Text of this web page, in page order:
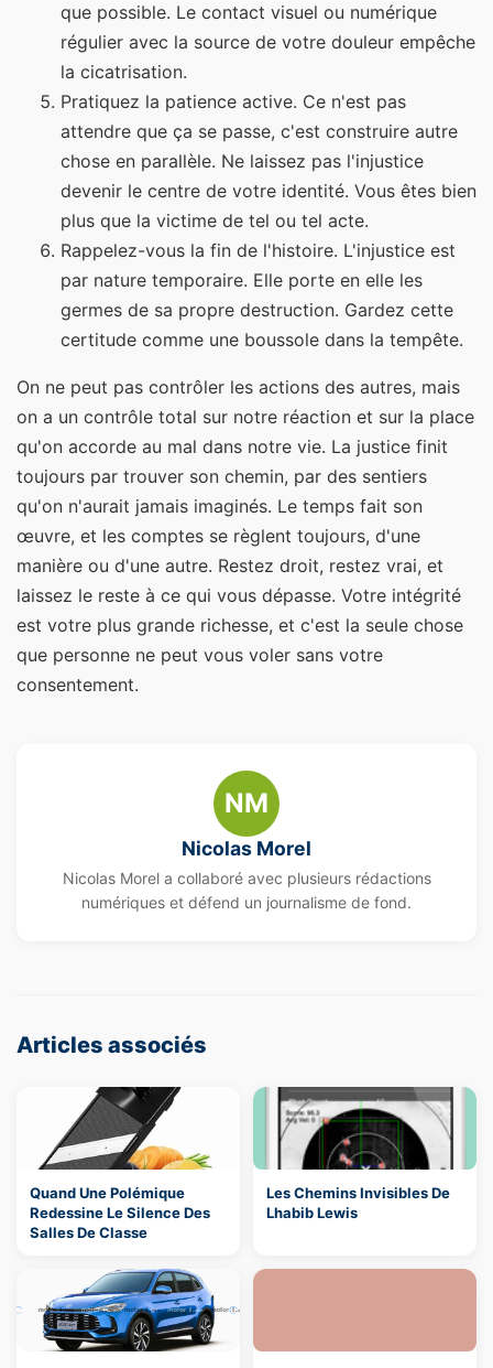
que possible. Le contact visuel ou numérique
régulier avec la source de votre douleur empêche
la cicatrisation.
Pratiquez la patience active. Ce n'est pas
attendre que ça se passe, c'est construire autre
chose en parallèle. Ne laissez pas l'injustice
devenir le centre de votre identité. Vous êtes bien
plus que la victime de tel ou tel acte.
Rappelez-vous la fin de l'histoire. L'injustice est
par nature temporaire. Elle porte en elle les
germes de sa propre destruction. Gardez cette
certitude comme une boussole dans la tempête.
On ne peut pas contrôler les actions des autres, mais
on a un contrôle total sur notre réaction et sur la place
qu'on accorde au mal dans notre vie. La justice finit
toujours par trouver son chemin, par des sentiers
qu'on n'aurait jamais imaginés. Le temps fait son
œuvre, et les comptes se règlent toujours, d'une
manière ou d'une autre. Restez droit, restez vrai, et
laissez le reste à ce qui vous dépasse. Votre intégrité
est votre plus grande richesse, et c'est la seule chose
que personne ne peut vous voler sans votre
consentement.
NM
Nicolas Morel
Nicolas Morel a collaboré avec plusieurs rédactions
numériques et défend un journalisme de fond.
Articles associés
Quand Une Polémique
Redessine Le Silence Des
Salles De Classe
Les Chemins Invisibles De
Lhabib Lewis